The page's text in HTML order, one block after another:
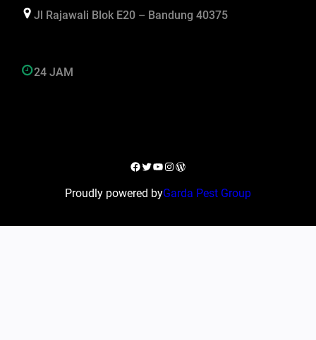
Jl Rajawali Blok E20 – Bandung 40375
24 JAM
Facebook
Twitter
YouTube
Instagram
WordPress
Proudly powered byGarda Pest Group